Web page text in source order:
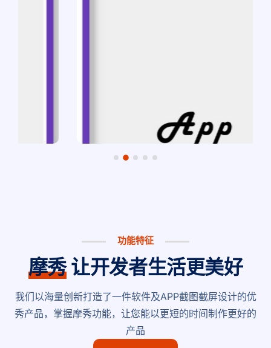
功能特征
摩秀让开发者生活更美好
我们以海量创新打造了一件软件及APP截图截屏设计的优
秀产品，掌握摩秀功能，让您能以更短的时间制作更好的
产品